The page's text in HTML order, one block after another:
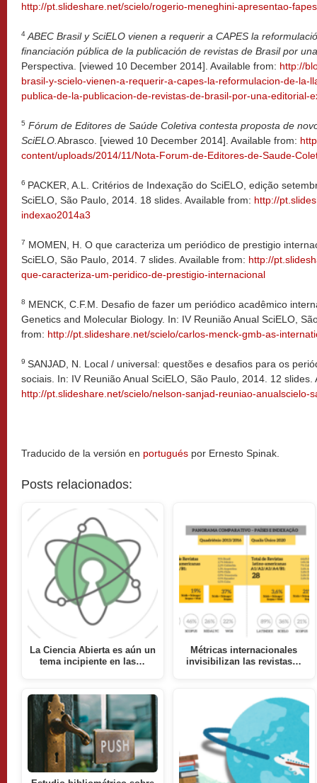
http://pt.slideshare.net/scielo/rogerio-meneghini-apresentao-
4 ABEC Brasil y SciELO vienen a requerir a CAPES la
financiación pública de la publicación de revistas de Brasil por
Perspectiva. [viewed 10 December 2014]. Available from: http://
brasil-y-scielo-vienen-a-requerir-a-capes-la-reformulacion-de-la-
publica-de-la-publicacion-de-revistas-de-brasil-por-una-editorial-
5 Fórum de Editores de Saúde Coletiva contesta proposta de
SciELO.Abrasco. [viewed 10 December 2014]. Available from:
content/uploads/2014/11/Nota-Forum-de-Editores-de-Saude-
6 PACKER, A.L. Critérios de Indexação do SciELO, edição
SciELO, São Paulo, 2014. 18 slides. Available from: http://
indexao2014a3
7 MOMEN, H. O que caracteriza um periódico de prestigio
SciELO, São Paulo, 2014. 7 slides. Available from: http://
que-caracteriza-um-peridico-de-prestigio-internacional
8 MENCK, C.F.M. Desafio de fazer um periódico acadêmico
Genetics and Molecular Biology. In: IV Reunião Anual SciELO,
from: http://pt.slideshare.net/scielo/carlos-menck-gmb-as-
9 SANJAD, N. Local / universal: questões e desafios para os
sociais. In: IV Reunião Anual SciELO, São Paulo, 2014. 12 slides.
http://pt.slideshare.net/scielo/nelson-sanjad-reuniao-anualscielo-
Traducido de la versión en portugués por Ernesto Spinak.
Posts relacionados:
La Ciencia Abierta es aún un
tema incipiente en las…
Métricas internacionales
invisibilizan las revistas…